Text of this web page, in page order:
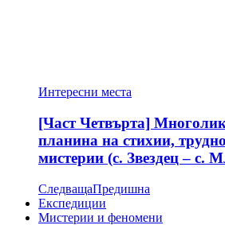
Интересни места
[Част Четвърта]
планина на стихии,
мистерии (с. Звездец – с.
СледващаПредишна
Експедиции
Мистерии и феномени